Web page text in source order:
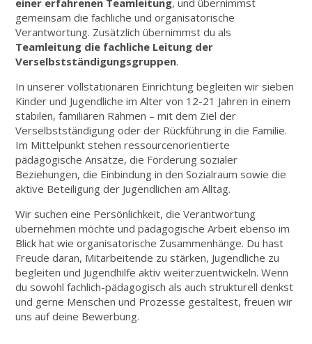
gemeinsam die fachliche und organisatorische
Verantwortung. Zusätzlich übernimmst du als
Teamleitung die fachliche Leitung der
Verselbstständigungsgruppen.
In unserer vollstationären Einrichtung begleiten wir sieben
Kinder und Jugendliche im Alter von 12-21 Jahren in einem
stabilen, familiären Rahmen – mit dem Ziel der
Verselbstständigung oder der Rückführung in die Familie.
Im Mittelpunkt stehen ressourcenorientierte
pädagogische Ansätze, die Förderung sozialer
Beziehungen, die Einbindung in den Sozialraum sowie die
aktive Beteiligung der Jugendlichen am Alltag.
Wir suchen eine Persönlichkeit, die Verantwortung
übernehmen möchte und pädagogische Arbeit ebenso im
Blick hat wie organisatorische Zusammenhänge. Du hast
Freude daran, Mitarbeitende zu stärken, Jugendliche zu
begleiten und Jugendhilfe aktiv weiterzuentwickeln. Wenn
du sowohl fachlich-pädagogisch als auch strukturell denkst
und gerne Menschen und Prozesse gestaltest, freuen wir
uns auf deine Bewerbung.